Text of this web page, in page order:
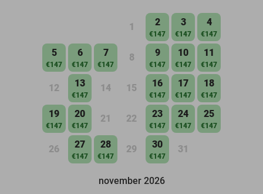
1 2
€147
3
€147
4
€147
5
€147
6
€147
7
€147
8 9
€147
10
€147
11
€147
12 13
€147
14 15 16
€147
17
€147
18
€147
19
€147
20
€147
21 22 23
€147
24
€147
25
€147
26 27
€147
28
€147
29 30
€147
31
november 2026